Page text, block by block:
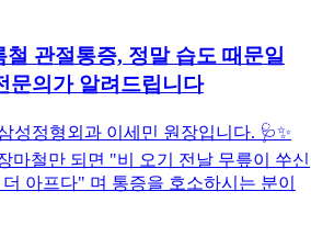
관절통증, 정말 습도 때문일
문의가 알려드립니다
성정형외과 이세민 원장입니다. 🩺✨
마철만 되면 "비 오기 전날 무릎이 쑤신
아프다" 며 통증을 호소하시는 분이